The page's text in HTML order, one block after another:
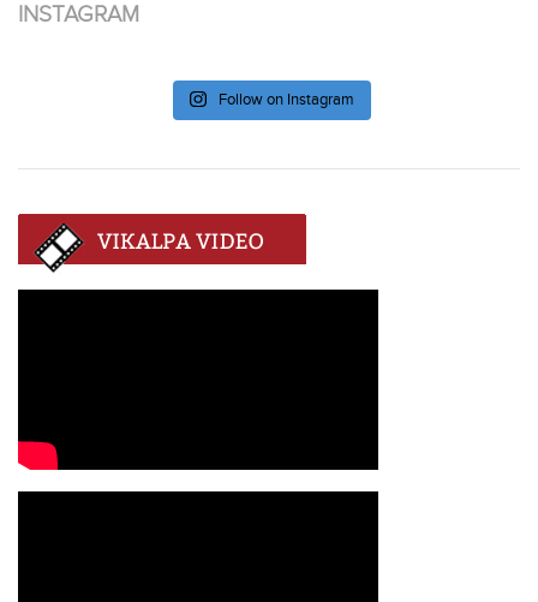
INSTAGRAM
Follow on Instagram